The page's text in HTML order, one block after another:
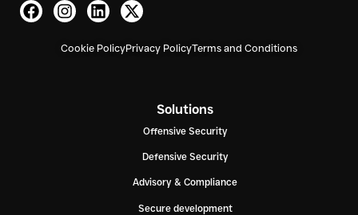
Cookie PolicyPrivacy PolicyTerms and Conditions
Solutions
Offensive Security
Defensive Security
Advisory & Compliance
Secure development